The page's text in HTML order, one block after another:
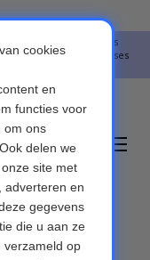
verstuurd. Alles
verzonden. Onze excuses
Verlanglijst